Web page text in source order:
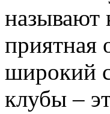
называют
приятная
широкий
клубы –